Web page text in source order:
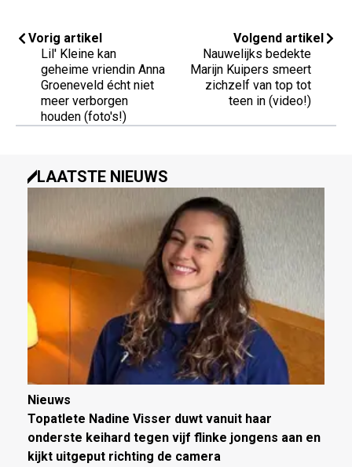
Vorig artikel
Lil' Kleine kan
geheime vriendin Anna
Groeneveld écht niet
meer verborgen
houden (foto's!)
Volgend artikel
Nauwelijks bedekte
Marijn Kuipers smeert
zichzelf van top tot
teen in (video!)
LAATSTE NIEUWS
Nieuws
Topatlete Nadine Visser duwt vanuit haar
onderste keihard tegen vijf flinke jongens aan en
kijkt uitgeput richting de camera